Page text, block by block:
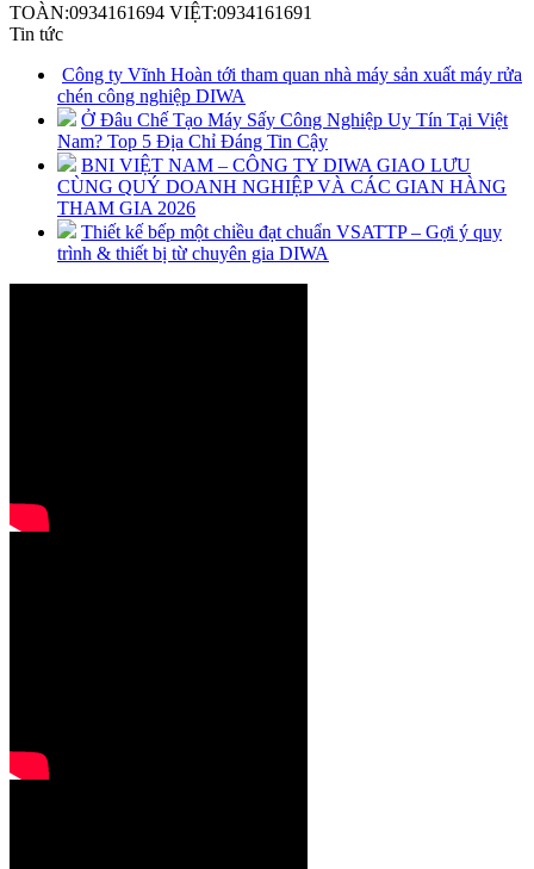
TOÀN:0934161694 VIỆT:0934161691
Tin tức
Công ty Vĩnh Hoàn tới tham quan nhà máy sản xuất máy rửa
chén công nghiệp DIWA
Ở Đâu Chế Tạo Máy Sấy Công Nghiệp Uy Tín Tại Việt
Nam? Top 5 Địa Chỉ Đáng Tin Cậy
BNI VIỆT NAM – CÔNG TY DIWA GIAO LƯU
CÙNG QUÝ DOANH NGHIỆP VÀ CÁC GIAN HÀNG
THAM GIA 2026
Thiết kế bếp một chiều đạt chuẩn VSATTP – Gợi ý quy
trình & thiết bị từ chuyên gia DIWA